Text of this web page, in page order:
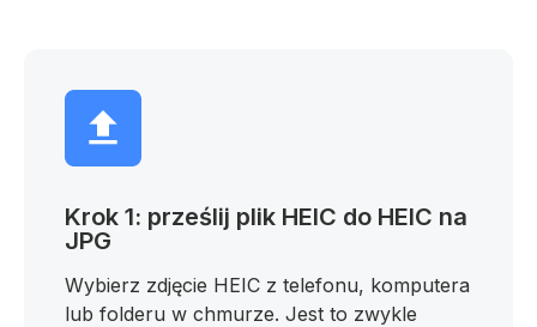
Krok 1: prześlij plik HEIC do HEIC na
JPG
Wybierz zdjęcie HEIC z telefonu, komputera
lub folderu w chmurze. Jest to zwykle